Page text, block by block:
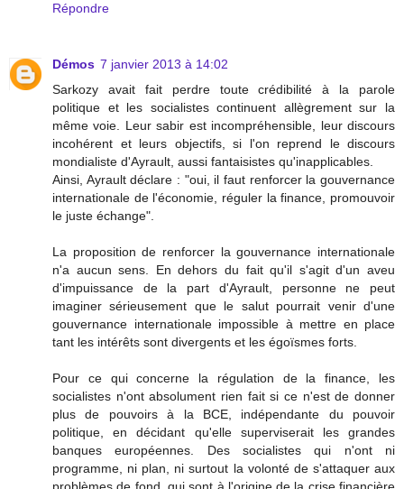
Répondre
Démos 7 janvier 2013 à 14:02
Sarkozy avait fait perdre toute crédibilité à la parole
politique et les socialistes continuent allègrement sur la
même voie. Leur sabir est incompréhensible, leur discours
incohérent et leurs objectifs, si l'on reprend le discours
mondialiste d'Ayrault, aussi fantaisistes qu'inapplicables.
Ainsi, Ayrault déclare : "oui, il faut renforcer la gouvernance
internationale de l'économie, réguler la finance, promouvoir
le juste échange".
La proposition de renforcer la gouvernance internationale
n'a aucun sens. En dehors du fait qu'il s'agit d'un aveu
d'impuissance de la part d'Ayrault, personne ne peut
imaginer sérieusement que le salut pourrait venir d'une
gouvernance internationale impossible à mettre en place
tant les intérêts sont divergents et les égoïsmes forts.
Pour ce qui concerne la régulation de la finance, les
socialistes n'ont absolument rien fait si ce n'est de donner
plus de pouvoirs à la BCE, indépendante du pouvoir
politique, en décidant qu'elle superviserait les grandes
banques européennes. Des socialistes qui n'ont ni
programme, ni plan, ni surtout la volonté de s'attaquer aux